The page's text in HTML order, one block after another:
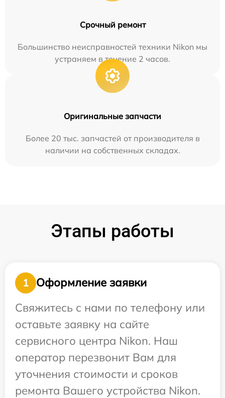
Срочный ремонт
Большинство неисправностей техники Nikon мы
устраняем в течение 2 часов.
Оригинальные запчасти
Более 20 тыс. запчастей от производителя в
наличии на собственных складах.
Этапы работы
1
Оформление заявки
Свяжитесь с нами по телефону или
оставьте заявку на сайте
сервисного центра Nikon. Наш
оператор перезвонит Вам для
уточнения стоимости и сроков
ремонта Вашего устройства Nikon.